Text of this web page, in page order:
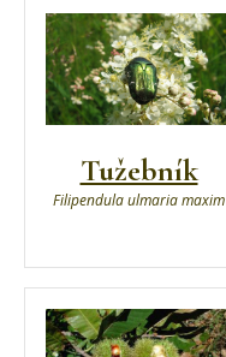
Tužebník
Filipendula ulmaria maxim